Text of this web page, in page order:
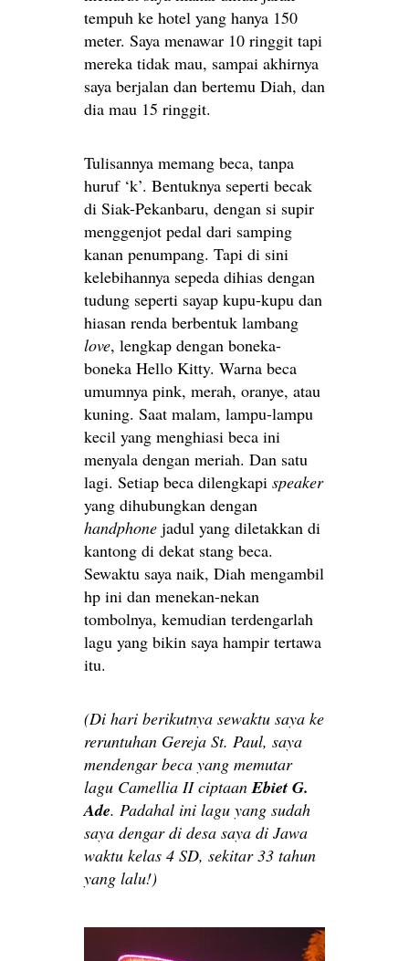
tempuh ke hotel yang hanya 150
meter. Saya menawar 10 ringgit tapi
mereka tidak mau, sampai akhirnya
saya berjalan dan bertemu Diah, dan
dia mau 15 ringgit.
Tulisannya memang beca, tanpa
huruf ‘k’. Bentuknya seperti becak
di Siak-Pekanbaru, dengan si supir
menggenjot pedal dari samping
kanan penumpang. Tapi di sini
kelebihannya sepeda dihias dengan
tudung seperti sayap kupu-kupu dan
hiasan renda berbentuk lambang
love, lengkap dengan boneka-
boneka Hello Kitty. Warna beca
umumnya pink, merah, oranye, atau
kuning. Saat malam, lampu-lampu
kecil yang menghiasi beca ini
menyala dengan meriah. Dan satu
lagi. Setiap beca dilengkapi speaker
yang dihubungkan dengan
handphone jadul yang diletakkan di
kantong di dekat stang beca.
Sewaktu saya naik, Diah mengambil
hp ini dan menekan-nekan
tombolnya, kemudian terdengarlah
lagu yang bikin saya hampir tertawa
itu.
(Di hari berikutnya sewaktu saya ke
reruntuhan Gereja St. Paul, saya
mendengar beca yang memutar
lagu Camellia II ciptaanEbiet G.
Ade. Padahal ini lagu yang sudah
saya dengar di desa saya di Jawa
waktu kelas 4 SD, sekitar 33 tahun
yang lalu!)